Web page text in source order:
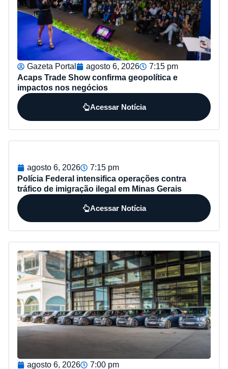
Gazeta Portal agosto 6, 2026
7:15 pm
Acaps Trade Show confirma geopolítica e
impactos nos negócios
Acessar Notícia
agosto 6, 2026
7:15 pm
Polícia Federal intensifica operações contra
tráfico de imigração ilegal em Minas Gerais
Acessar Notícia
agosto 6, 2026
7:00 pm